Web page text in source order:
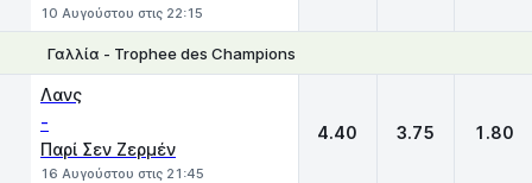
10 Αυγούστου στις 22:15
Γαλλία - Trophee des Champions
Λανς
-
Παρί Σεν Ζερμέν
16 Αυγούστου στις 21:45
4.40 3.75 1.80